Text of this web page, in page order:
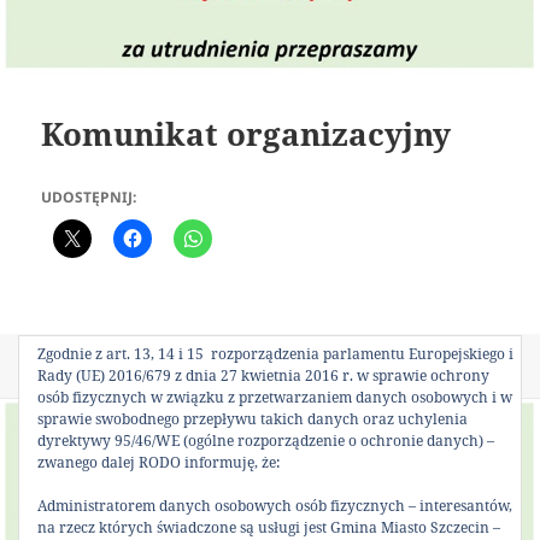
Komunikat organizacyjny
UDOSTĘPNIJ:
Data
publikacji
6 lipca 2026 Autor
Karol Kategorie
Bez kategorii
Zgodnie z art. 13, 14 i 15 rozporządzenia parlamentu Europejskiego i
Rady (UE) 2016/679 z dnia 27 kwietnia 2016 r. w sprawie ochrony
osób fizycznych w związku z przetwarzaniem danych osobowych i w
sprawie swobodnego przepływu takich danych oraz uchylenia
dyrektywy 95/46/WE (ogólne rozporządzenie o ochronie danych) –
zwanego dalej RODO informuję, że:
Administratorem danych osobowych osób fizycznych – interesantów,
na rzecz których świadczone są usługi jest Gmina Miasto Szczecin –